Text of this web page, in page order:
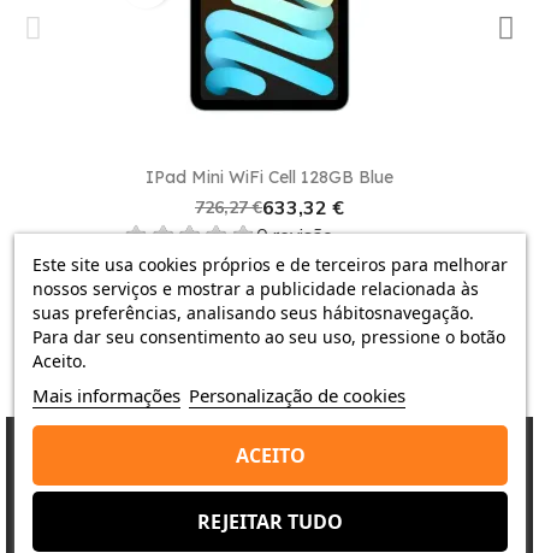
Este produto atende a todas as suas necessidades
digitais, desde navegação na web até jogos e
edição de fotos. Sua combinação de desempenho,
design e conectividade o torna uma escolha
Não perca mais tempo.CompreoiPad mini WiFi
Cell 512GB Azul na Shop Duty Free
e desfrute dos
preços mais baixos em Portugal. Garanta seu novo
tablet e eleve a sua experiência digital ao próximo
nível!
IPad Mini WiFi Cell 128GB Blue
726,27 €633,32 €
0 revisão
Porquê escolher-nos?
A satisfação do cliente é a nossa prioridade
Este site usa cookies próprios e de terceiros para melhorar
nossos serviços e mostrar a publicidade relacionada às
suas preferências, analisando seus hábitosnavegação.
Para dar seu consentimento ao seu uso, pressione o botão
Aceito.
Mais informações Personalização de cookies
REJEITAR TUDO
ACEITO